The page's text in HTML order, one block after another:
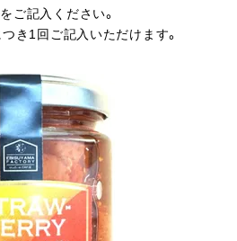
ご記入ください。
き1回ご記入いただけます。